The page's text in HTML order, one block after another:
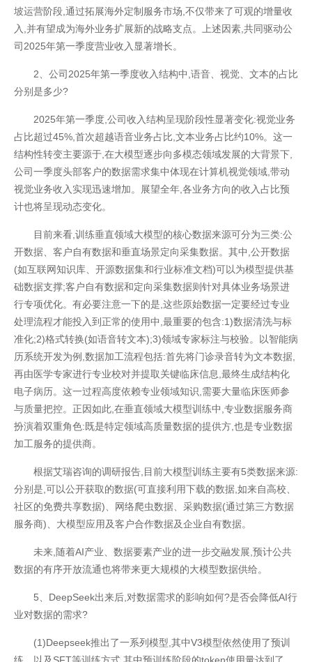
开云全站体验棒
坡运营阶段,通过拓展海外定制服务市场,不仅带来了可观的增量收
入,并有望成为海外业务扩展新的战略支点。上述因素,共同驱动公
司2025年第一季度营业收入显著增长。
2、公司2025年第一季度收入结构中,语音、视觉、文本的占比
分别是多少?
2025年第一季度,公司收入结构呈现阶段性显著变化:视觉业务
占比超过45%,首次超越语音业务占比,文本业务占比约10%。这一
结构性转变主要源于,在大模型逐步向多模态领域发展的大背景下,
公司一季度头部客户的数据需求集中体现在计算机视觉领域,带动
视觉业务收入实现迅速增加。展望全年,各业务方向的收入占比预
计也将呈现动态变化。
目前来看,训练垂直领域大模型的核心数据来源可分为三类:公
开数据、客户自有数据和垂直场景定向采集数据。其中,公开数据
(如互联网知识库、开源数据集和行业标准文档)可以为模型提供基
础数据支撑;客户自有数据和定向采集数据则针对具体业务场景进
行专项优化。有必要注意一下的是,这些原始数据一定要经过专业
处理流程才能投入到正常的使用中,最重要的包含:1)数据清洗与标
准化;2)格式转换(如语音转文本);3)领域专家标注与校验。以智能病
历系统开发为例,数据加工流程包括:首先将门诊录音转为文本数据,
再由医学专家进行专业校对并提取关键临床信息,最终生成结构化
电子病历。这一过程高度依赖专业领域知识,需要大量临床医师参
与质量把控。正因如此,在垂直领域大模型训练中,专业数据服务商
扮演着双重角色:既是特定领域高质量数据的提供方,也是专业数据
加工服务的提供商。
根据艾瑞咨询的调研报告,目前大模型训练主要有5类数据来源:
分别是,可以公开获取的数据(可直接利用下载的数据,如来自高校、
社区的免费共享数据)、网络爬虫数据、采购数据(通过第三方数据
服务商)、大模型应用及客户合作数据及企业自有数据。
未来,随着AI产业、数据要素产业的进一步交融发展,预计公共
数据的有序开放流通也将带来更大规模的大模型数据供给。
5、DeepSeek出来后,对数据需求的影响如何?是否会降低AI行
业对数据的需求?
(1)Deepseek推出了一系列模型,其中V3模型依然使用了预训